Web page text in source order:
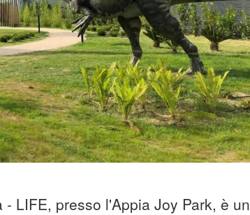
LIFE, presso l'Appia Joy Park, è un